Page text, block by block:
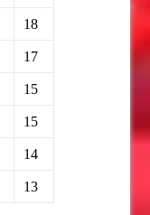
18
17
15
15
14
13